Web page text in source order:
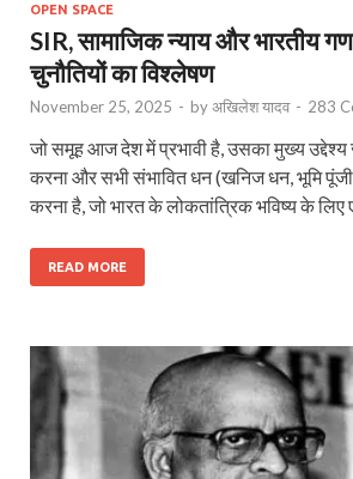
OPEN SPACE
SIR, सामाजिक न्याय और भारतीय
चुनौतियों का विश्लेषण
November 25, 2025 - byअखिलेश यादव - 283
जो समूह आज देश में प्रभावी है, उसका मुख्य
करना और सभी संभावित धन (खनिज धन, भूमि
करना है, जो भारत के लोकतांत्रिक भविष्य के लिए
READ MORE